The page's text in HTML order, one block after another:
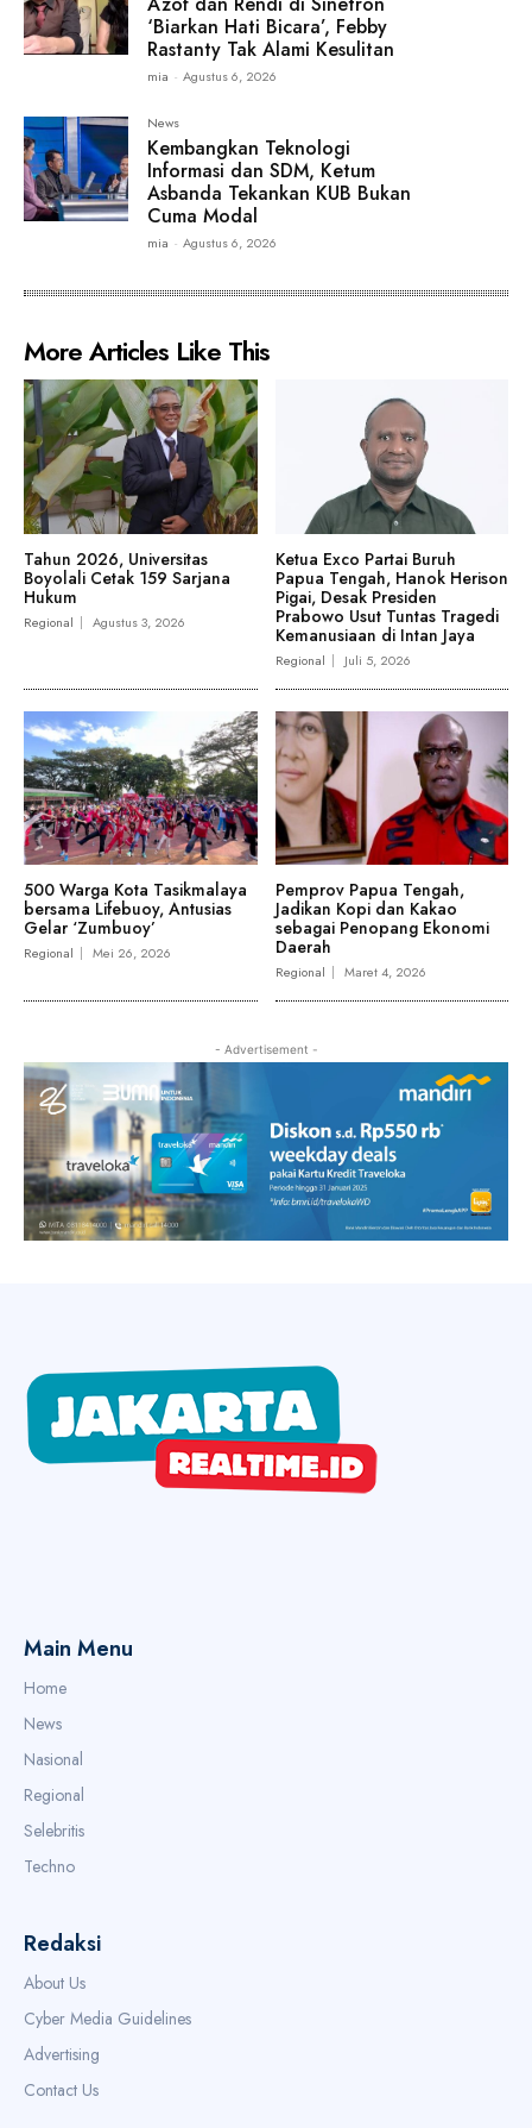
‘Biarkan Hati Bicara’, Febby
Rastanty Tak Alami Kesulitan
mia - Agustus 6, 2026
News
Kembangkan Teknologi
Informasi dan SDM, Ketum
Asbanda Tekankan KUB Bukan
Cuma Modal
mia - Agustus 6, 2026
More Articles Like This
Tahun 2026, Universitas
Boyolali Cetak 159 Sarjana
Hukum
Regional Agustus 3, 2026
Ketua Exco Partai Buruh
Papua Tengah, Hanok Herison
Pigai, Desak Presiden
Prabowo Usut Tuntas Tragedi
Kemanusiaan di Intan Jaya
Regional Juli 5, 2026
500 Warga Kota Tasikmalaya
bersama Lifebuoy, Antusias
Gelar ‘Zumbuoy’
Regional Mei 26, 2026
Pemprov Papua Tengah,
Jadikan Kopi dan Kakao
sebagai Penopang Ekonomi
Daerah
Regional Maret 4, 2026
- Advertisement -
Main Menu
Home
News
Nasional
Regional
Selebritis
Techno
Redaksi
About Us
Cyber Media Guidelines
Advertising
Contact Us